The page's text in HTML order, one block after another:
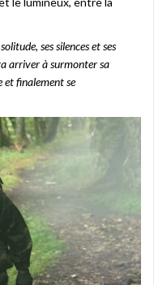
ses silences et ses
arriver à surmonter sa
et finalement se